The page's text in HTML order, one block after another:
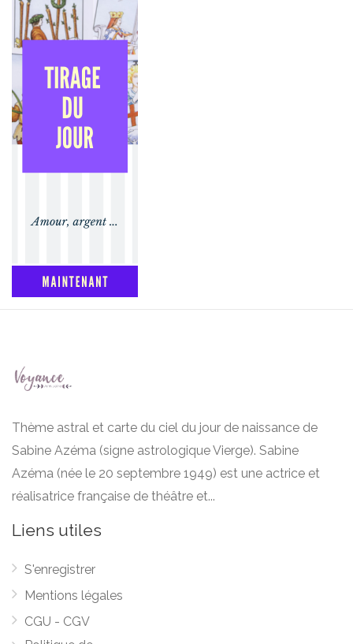
Thème astral et carte du ciel du jour de naissance de
Sabine Azéma (signe astrologique Vierge). Sabine
Azéma (née le 20 septembre 1949) est une actrice et
réalisatrice française de théâtre et...
Liens utiles
S'enregistrer
Mentions légales
CGU - CGV